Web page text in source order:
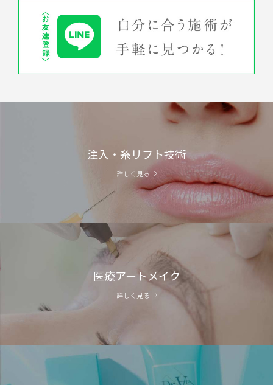
注入・糸リフト技術
詳しく見る
医療アートメイク
詳しく見る